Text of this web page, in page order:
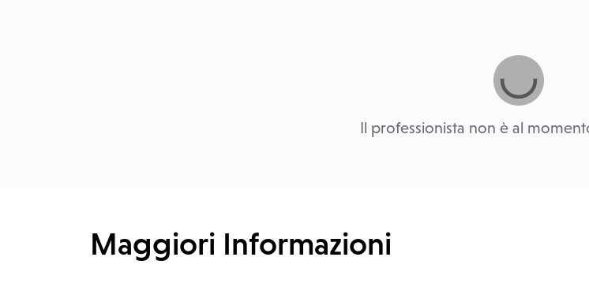
Il professionista non è al
Maggiori Informazioni